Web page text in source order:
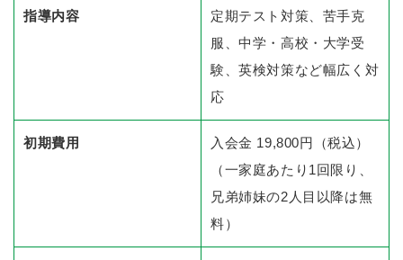
指導内容
定期テスト対策、苦手克
服、中学・高校・大学受
験、英検対策など幅広く対
応
初期費用
入会金 19,800円（税込）
（一家庭あたり1回限り、
兄弟姉妹の2人目以降は無
料）